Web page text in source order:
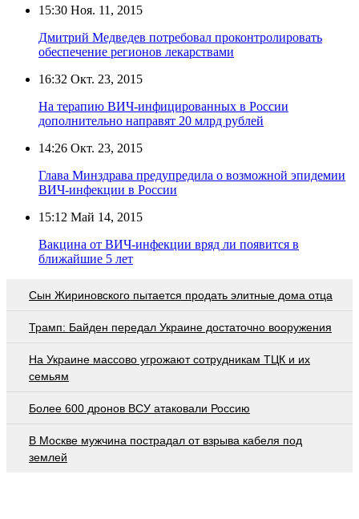
15:30 Ноя. 11, 2015
Дмитрий Медведев потребовал проконтролировать
обеспечение регионов лекарствами
16:32 Окт. 23, 2015
На терапию ВИЧ-инфицированных в России
дополнительно направят 20 млрд рублей
14:26 Окт. 23, 2015
Глава Минздрава предупредила о возможной эпидемии
ВИЧ-инфекции в России
15:12 Май 14, 2015
Вакцина от ВИЧ-инфекции вряд ли появится в
ближайшие 5 лет
Сын Жириновского пытается продать элитные дома отца
Трамп: Байден передал Украине достаточно вооружения
На Украине массово угрожают сотрудникам ТЦК и их
семьям
Более 600 дронов ВСУ атаковали Россию
В Москве мужчина пострадал от взрыва кабеля под
землей